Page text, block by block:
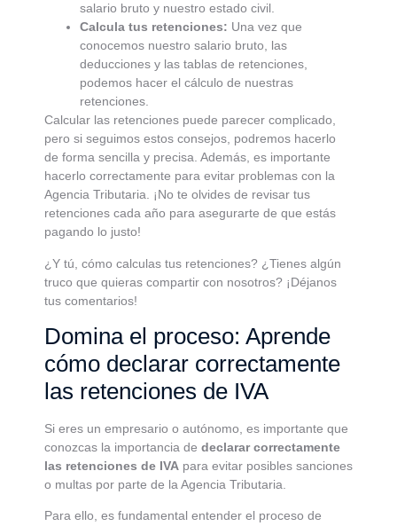
salario bruto y nuestro estado civil.
Calcula tus retenciones: Una vez que
conocemos nuestro salario bruto, las
deducciones y las tablas de retenciones,
podemos hacer el cálculo de nuestras
retenciones.
Calcular las retenciones puede parecer complicado,
pero si seguimos estos consejos, podremos hacerlo
de forma sencilla y precisa. Además, es importante
hacerlo correctamente para evitar problemas con la
Agencia Tributaria. ¡No te olvides de revisar tus
retenciones cada año para asegurarte de que estás
pagando lo justo!
¿Y tú, cómo calculas tus retenciones? ¿Tienes algún
truco que quieras compartir con nosotros? ¡Déjanos
tus comentarios!
Domina el proceso: Aprende
cómo declarar correctamente
las retenciones de IVA
Si eres un empresario o autónomo, es importante que
conozcas la importancia de declarar correctamente
las retenciones de IVA para evitar posibles sanciones
o multas por parte de la Agencia Tributaria.
Para ello, es fundamental entender el proceso de